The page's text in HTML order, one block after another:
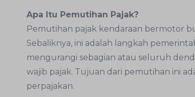
Apa Itu Pemutihan Pajak?
Pemutihan pajak kendaraan bermotor
Sebaliknya, ini adalah langkah
mengurangi sebagian atau seluruh
wajib pajak. Tujuan dari pemutihan ini
perpajakan.